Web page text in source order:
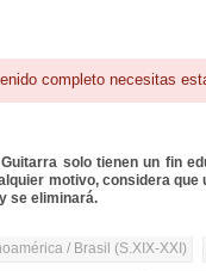
completo necesitas
solo tienen un fin
motivo, considera
se eliminará.
/ Brasil (S.XIX-XXI)